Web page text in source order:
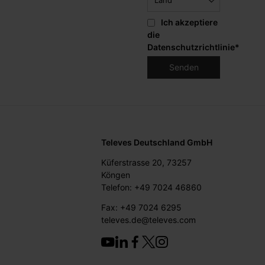
Ich akzeptiere
die
Datenschutzrichtlinie*
Televes Deutschland GmbH
Küferstrasse 20, 73257
Köngen
Telefon: +49 7024 46860
Fax: +49 7024 6295
televes.de@televes.com